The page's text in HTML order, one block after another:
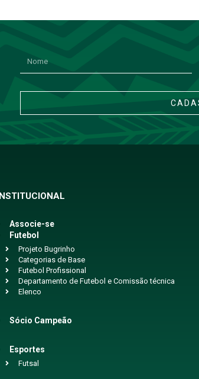
INSTITUCIONAL
Associe-se
Futebol
Projeto Bugrinho
Categorias de Base
Futebol Profissional
Departamento de Futebol e Comissão técnica
Elenco
Sócio Campeão
Esportes
Futsal